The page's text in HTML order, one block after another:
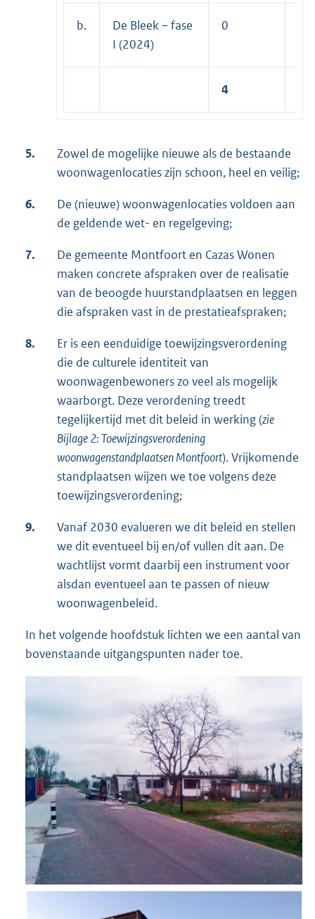
b.
De Bleek – fase
I (2024)
0
4
5.
Zowel de mogelijke nieuwe als de bestaande
woonwagenlocaties zijn schoon, heel en veilig;
6.
De (nieuwe) woonwagenlocaties voldoen aan
de geldende wet- en regelgeving;
7.
De gemeente Montfoort en Cazas Wonen
maken concrete afspraken over de realisatie
van de beoogde huurstandplaatsen en leggen
die afspraken vast in de prestatieafspraken;
8.
Er is een eenduidige toewijzingsverordening
die de culturele identiteit van
woonwagenbewoners zo veel als mogelijk
waarborgt. Deze verordening treedt
tegelijkertijd met dit beleid in werking (zie
Bijlage 2: Toewijzingsverordening
woonwagenstandplaatsen Montfoort). Vrijkomende
standplaatsen wijzen we toe volgens deze
toewijzingsverordening;
9.
Vanaf 2030 evalueren we dit beleid en stellen
we dit eventueel bij en/of vullen dit aan. De
wachtlijst vormt daarbij een instrument voor
alsdan eventueel aan te passen of nieuw
woonwagenbeleid.
In het volgende hoofdstuk lichten we een aantal van
bovenstaande uitgangspunten nader toe.